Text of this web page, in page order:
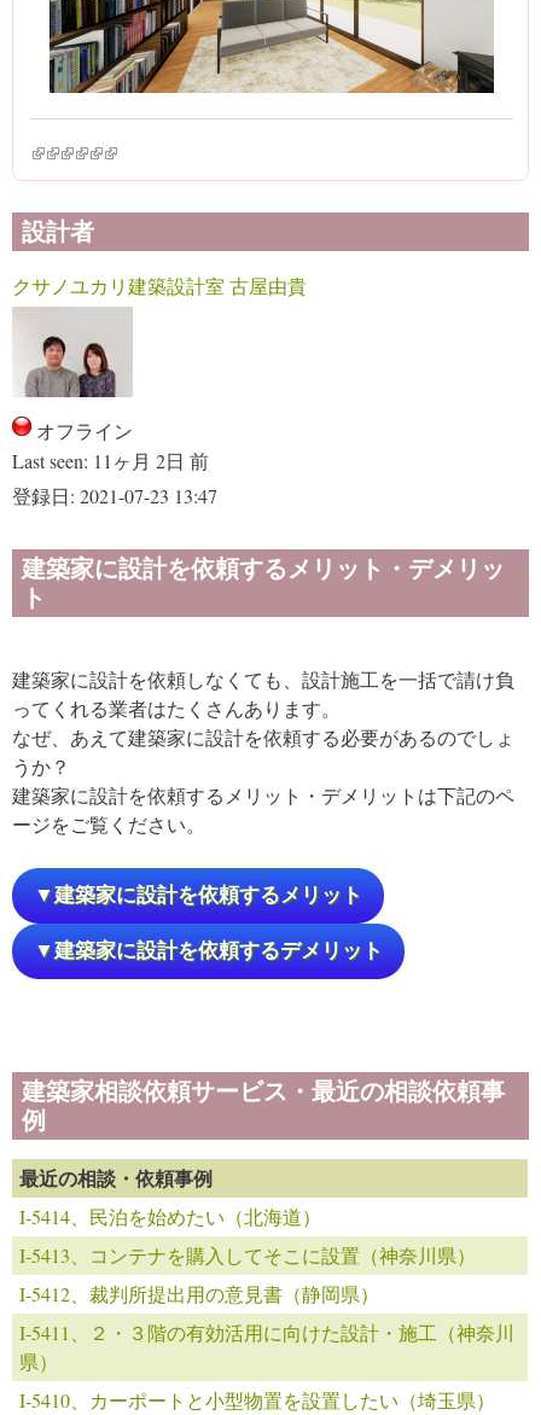
(link is external)
(link is external)
(link is external)
(link is external)
(link is external)
(link is external)
設計者
クサノユカリ建築設計室 古屋由貴
オフライン
Last seen: 11ヶ月 2日 前
登録日: 2021-07-23 13:47
建築家に設計を依頼するメリット・デメリッ
ト
建築家に設計を依頼しなくても、設計施工を一括で請け負
ってくれる業者はたくさんあります。
なぜ、あえて建築家に設計を依頼する必要があるのでしょ
うか？
建築家に設計を依頼するメリット・デメリットは下記のペ
ージをご覧ください。
▼建築家に設計を依頼するメリット
▼建築家に設計を依頼するデメリット
建築家相談依頼サービス・最近の相談依頼事
例
最近の相談・依頼事例
I-5414、民泊を始めたい（北海道）
I-5413、コンテナを購入してそこに設置（神奈川県）
I-5412、裁判所提出用の意見書（静岡県）
I-5411、２・３階の有効活用に向けた設計・施工（神奈川
県）
I-5410、カーポートと小型物置を設置したい（埼玉県）